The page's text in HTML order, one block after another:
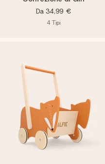
Da 34,99 €
4 Tipi